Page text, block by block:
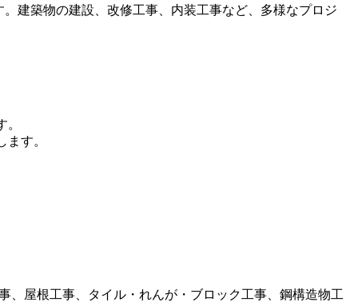
建築物の建設、改修工事、内装工事など、多様なプロジ
す。
、屋根工事、タイル・れんが・ブロック工事、鋼構造物工